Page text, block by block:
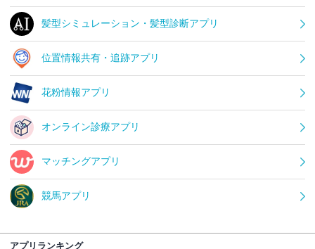
髪型シミュレーション・髪型診断アプリ
位置情報共有・追跡アプリ
花粉情報アプリ
オンライン診療アプリ
マッチングアプリ
競馬アプリ
アプリランキング